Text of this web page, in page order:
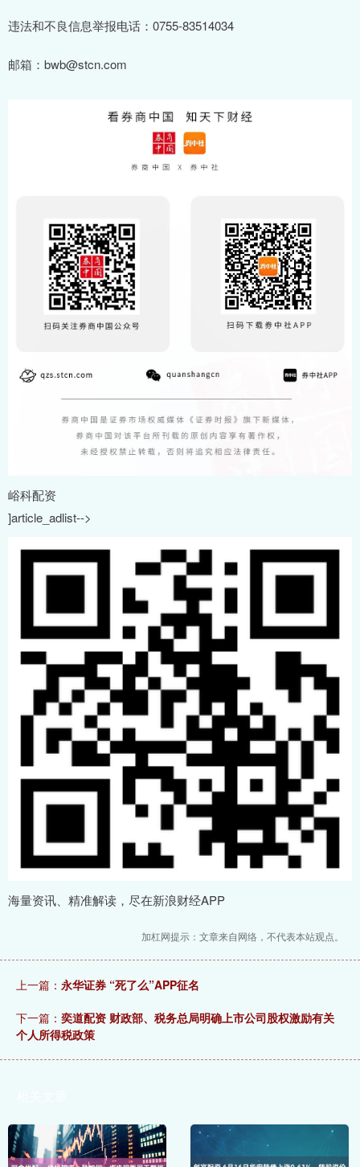
违法和不良信息举报电话：0755-83514034
邮箱：bwb@stcn.com
峪科配资
]article_adlist-->
海量资讯、精准解读，尽在新浪财经APP
加杠网提示：文章来自网络，不代表本站观点。
上一篇： 永华证券 “死了么”APP征名
下一篇： 奕道配资 财政部、税务总局明确上市公司股权激励有关
个人所得税政策